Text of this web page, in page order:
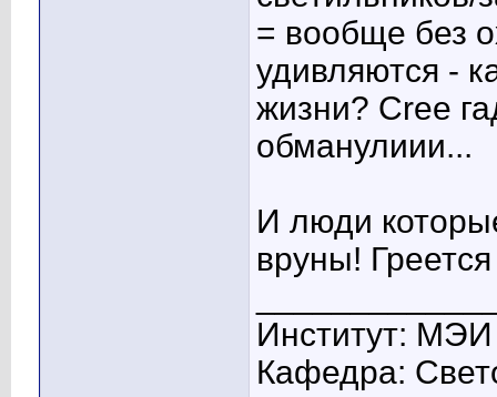
= вообще без
удивляются -
жизни? Cree
обманулиии...
И люди
вруны!
Институт: МЭИ
Кафедра: